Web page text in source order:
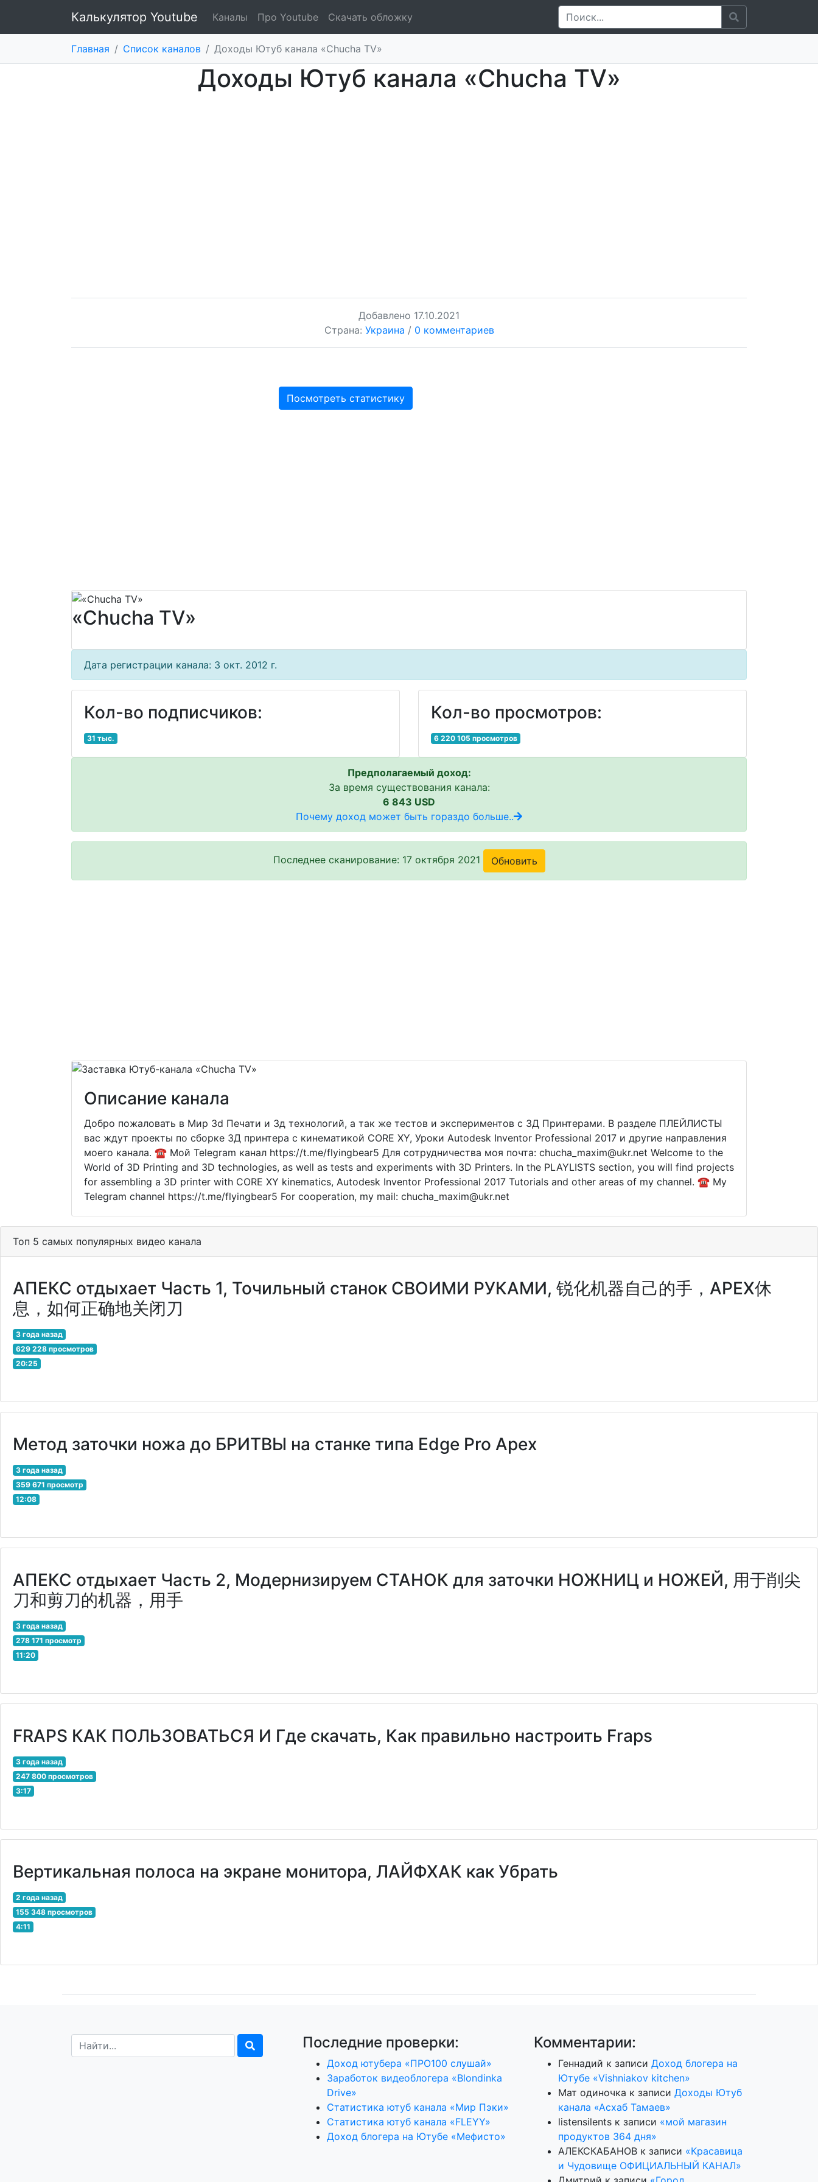
Калькулятор Youtube Каналы Про Youtube Скачать обложку
Главная / Список каналов / Доходы Ютуб канала «Chucha TV»
Доходы Ютуб канала «Chucha TV»
Добавлено 17.10.2021
Страна: Украина / 0 комментариев
Посмотреть статистику
«Chucha TV»
Дата регистрации канала: 3 окт. 2012 г.
Кол-во подписчиков:
31 тыс.
Кол-во просмотров:
6 220 105 просмотров
Предполагаемый доход:
За время существования канала:
6 843 USD
Почему доход может быть гораздо больше..
Последнее сканирование: 17 октября 2021 Обновить
Описание канала
Добро пожаловать в Мир 3d Печати и 3д технологий, а так же тестов и экспериментов с 3Д Принтерами. В разделе ПЛЕЙЛИСТЫ
вас ждут проекты по сборке 3Д принтера с кинематикой CORE XY, Уроки Autodesk Inventor Professional 2017 и другие направления
моего канала. ☎ Мой Telegram канал https://t.me/flyingbear5 Для сотрудничества моя почта: chucha_maxim@ukr.net Welcome to the
World of 3D Printing and 3D technologies, as well as tests and experiments with 3D Printers. In the PLAYLISTS section, you will find projects
for assembling a 3D printer with CORE XY kinematics, Autodesk Inventor Professional 2017 Tutorials and other areas of my channel. ☎ My
Telegram channel https://t.me/flyingbear5 For cooperation, my mail: chucha_maxim@ukr.net
Топ 5 самых популярных видео канала
АПЕКС отдыхает Часть 1, Точильный станок СВОИМИ РУКАМИ, 锐化机器自己的手，APEX休
息，如何正确地关闭刀
3 года назад
629 228 просмотров
20:25
Метод заточки ножа до БРИТВЫ на станке типа Edge Pro Apex
3 года назад
359 671 просмотр
12:08
АПЕКС отдыхает Часть 2, Модернизируем СТАНОК для заточки НОЖНИЦ и НОЖЕЙ, 用于削尖
刀和剪刀的机器，用手
3 года назад
278 171 просмотр
11:20
FRAPS КАК ПОЛЬЗОВАТЬСЯ И Где скачать, Как правильно настроить Fraps
3 года назад
247 800 просмотров
3:17
Вертикальная полоса на экране монитора, ЛАЙФХАК как Убрать
2 года назад
155 348 просмотров
4:11
Последние проверки:
Доход ютубера «ПРО100 слушай»
Заработок видеоблогера «Blondinka
Drive»
Статистика ютуб канала «Мир Пэки»
Статистика ютуб канала «FLEYY»
Доход блогера на Ютубе «Мефисто»
Комментарии:
Геннадий к записи Доход блогера на
Ютубе «Vishniakov kitchen»
Мат одиночка к записи Доходы Ютуб
канала «Асхаб Тамаев»
listensilents к записи «мой магазин
продуктов 364 дня»
АЛЕКСКАБАНОВ к записи «Красавица
и Чудовище ОФИЦИАЛЬНЫЙ КАНАЛ»